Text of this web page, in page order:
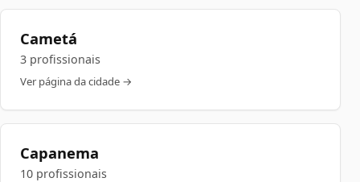
Cametá
3 profissionais
Ver página da cidade →
Capanema
10 profissionais